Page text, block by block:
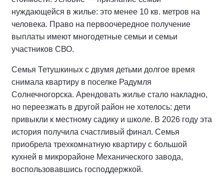
нуждающейся в жилье: это менее 10 кв. метров на
человека. Право на первоочередное получение
выплаты имеют многодетные семьи и семьи
участников СВО.
Семья Тетушкиных с двумя детьми долгое время
снимала квартиру в поселке Радумля
Солнечногорска. Арендовать жилье стало накладно,
но переезжать в другой район не хотелось: дети
привыкли к местному садику и школе. В 2026 году эта
история получила счастливый финал. Семья
приобрела трехкомнатную квартиру с большой
кухней в микрорайоне Механического завода,
воспользовавшись господдержкой.